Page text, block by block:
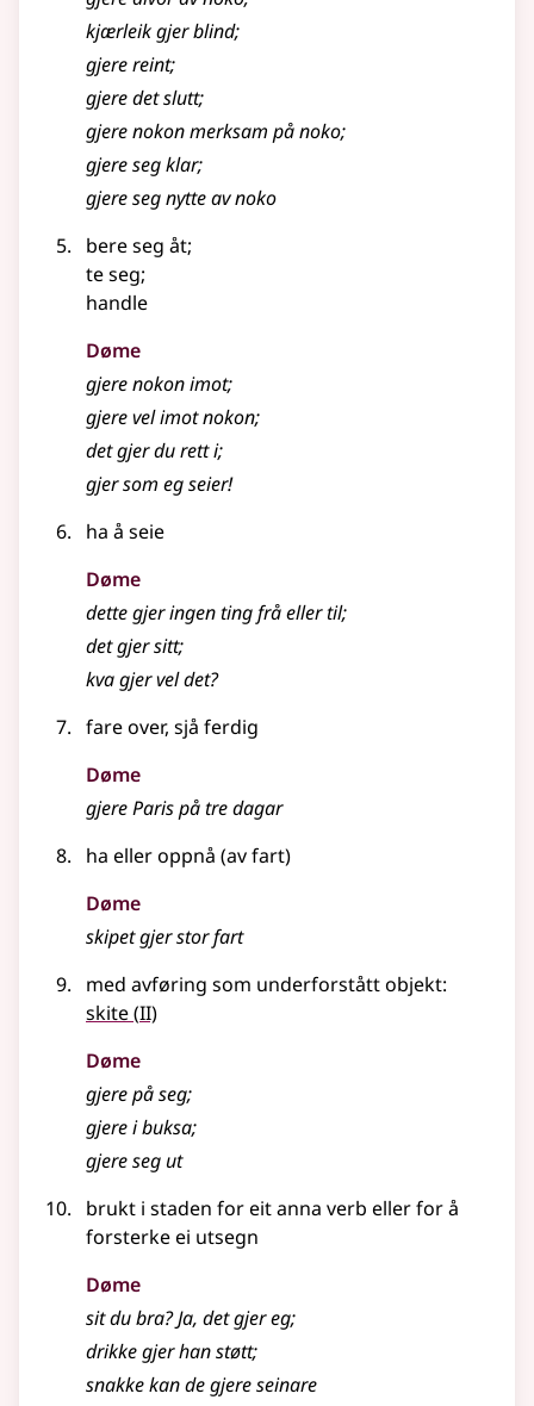
kjærleik gjer blind;
gjerereint;
gjeredet slutt;
gjerenokon merksam på noko;
gjere seg klar;
gjere seg nytte av noko
bere seg åt;
te seg;
handle
Døme
gjerenokon imot;
gjerevel imot nokon;
det gjer du rett i;
gjer som eg seier!
ha å seie
Døme
dette gjer ingen ting frå eller til;
det gjer sitt;
kva gjer vel det?
fare over, sjå ferdig
Døme
gjereParis på tre dagar
ha eller oppnå (av fart)
Døme
skipet gjer stor fart
med avføring som underforstått objekt:
skite(2
II)
Døme
gjere på seg;
gjere i buksa;
gjere seg ut
brukt i staden for eit anna verb eller for å
forsterke ei utsegn
Døme
sit du bra? Ja, det gjer eg;
drikke gjer han støtt;
snakke kan de gjere seinare